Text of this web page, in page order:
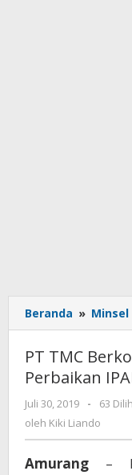
Beranda » Minsel
PT TMC
Perbaikan
Juli 30, 2019
oleh
Kiki
-
63
oleh Kiki Liando
Amurang –